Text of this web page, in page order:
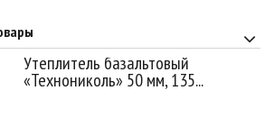
Утеплитель базальтовый
«Технониколь» 50 мм, 135...